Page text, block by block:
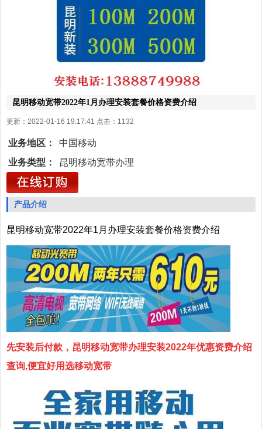
昆明移动宽带2022年1月办理安装套餐价格资费介绍
更新：2022-01-16 19:17:41 点击： 1132
业务地区：
中国移动
业务类型：
昆明移动宽带办理
产品介绍
昆明移动宽带2022年1月办理安装套餐价格资费介绍
先安装后付款，昆明移动宽带办理安装2022年优惠资费介绍
查询,便宜好用选移动宽带